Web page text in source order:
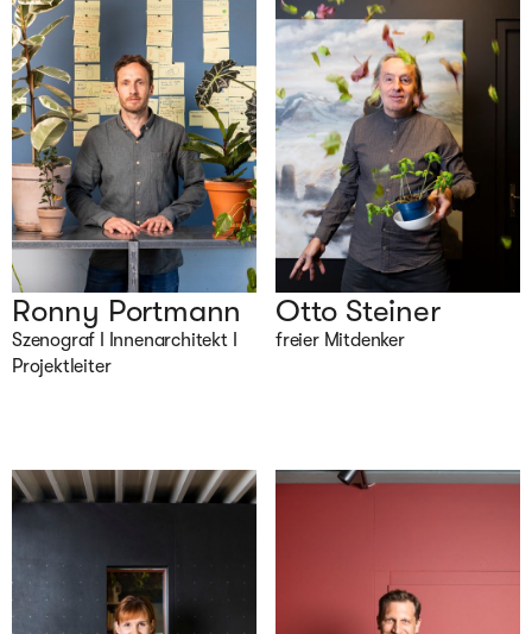
Ronny Portmann
Szenograf I Innenarchitekt I
Projektleiter
Otto Steiner
freier Mitdenker